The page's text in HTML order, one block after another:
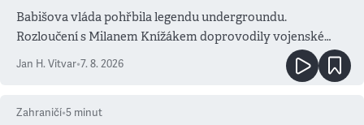
Babišova vláda pohřbila legendu undergroundu.
Rozloučení s Milanem Knížákem doprovodily vojenské
salvy i kritika pokrokářů
Jan H. Vitvar•7. 8. 2026
Zahraničí•5 minut